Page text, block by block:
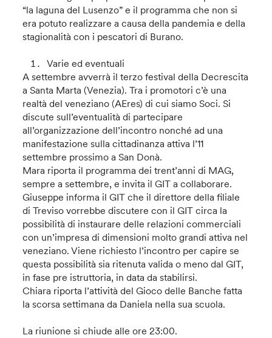
“la laguna del Lusenzo” e il programma che non si
era potuto realizzare a causa della pandemia e della
stagionalità con i pescatori di Burano.
Varie ed eventuali
A settembre avverrà il terzo festival della Decrescita
a Santa Marta (Venezia). Tra i promotori c’è una
realtà del veneziano (AEres) di cui siamo Soci. Si
discute sull’eventualità di partecipare
all’organizzazione dell’incontro nonché ad una
manifestazione sulla cittadinanza attiva l’11
settembre prossimo a San Donà.
Mara riporta il programma dei trent’anni di MAG,
sempre a settembre, e invita il GIT a collaborare.
Giuseppe informa il GIT che il direttore della filiale
di Treviso vorrebbe discutere con il GIT circa la
possibilità di instaurare delle relazioni commerciali
con un’impresa di dimensioni molto grandi attiva nel
veneziano. Viene richiesto l’incontro per capire se
questa possibilità sia ritenuta valida o meno dal GIT,
in fase pre istruttoria, in data da stabilirsi.
Chiara riporta l’attività del Gioco delle Banche fatta
la scorsa settimana da Daniela nella sua scuola.
La riunione si chiude alle ore 23:00.